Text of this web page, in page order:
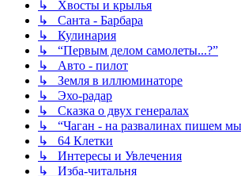
↳ Хвосты и крылья
↳ Санта - Барбара
↳ Кулинария
↳ “Первым делом самолеты...?”
↳ Авто - пилот
↳ Земля в иллюминаторе
↳ Эхо-радар
↳ Сказка о двух генералах
↳ “Чаган - на развалинах пишем мы
↳ 64 Клетки
↳ Интересы и Увлечения
↳ Изба-читальня